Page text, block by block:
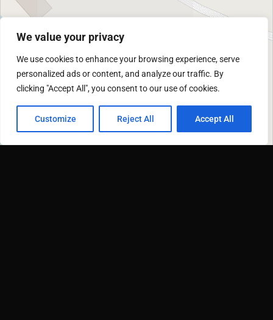
We value your privacy
We use cookies to enhance your browsing experience, serve
personalized ads or content, and analyze our traffic. By
clicking "Accept All", you consent to our use of cookies.
Customize Reject All Accept All